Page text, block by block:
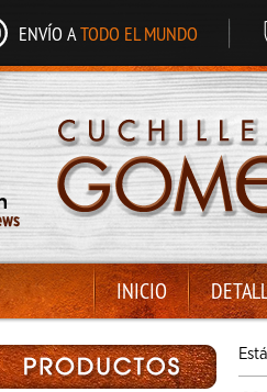
ENVÍO ATODO EL MUNDO
INICIO